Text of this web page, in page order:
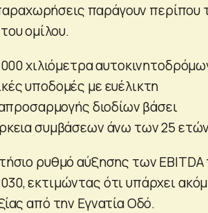
παράγουν περίπου
ομίλου.
χιλιόμετρα
υποδομές με ευέλικτη
διοδίων βάσει
συμβάσεων άνω των 25
ρυθμό αύξησης των
εκτιμώντας ότι υπάρχει
από την Εγνατία Οδό.